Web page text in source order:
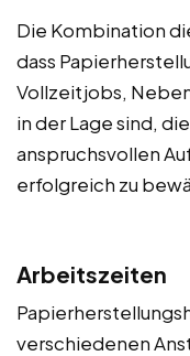
Die Kombination
dass
Vollzeitjobs,
in der Lage sind,
anspruchsvollen
erfolgreich zu
Arbeitszeiten
verschiedenen